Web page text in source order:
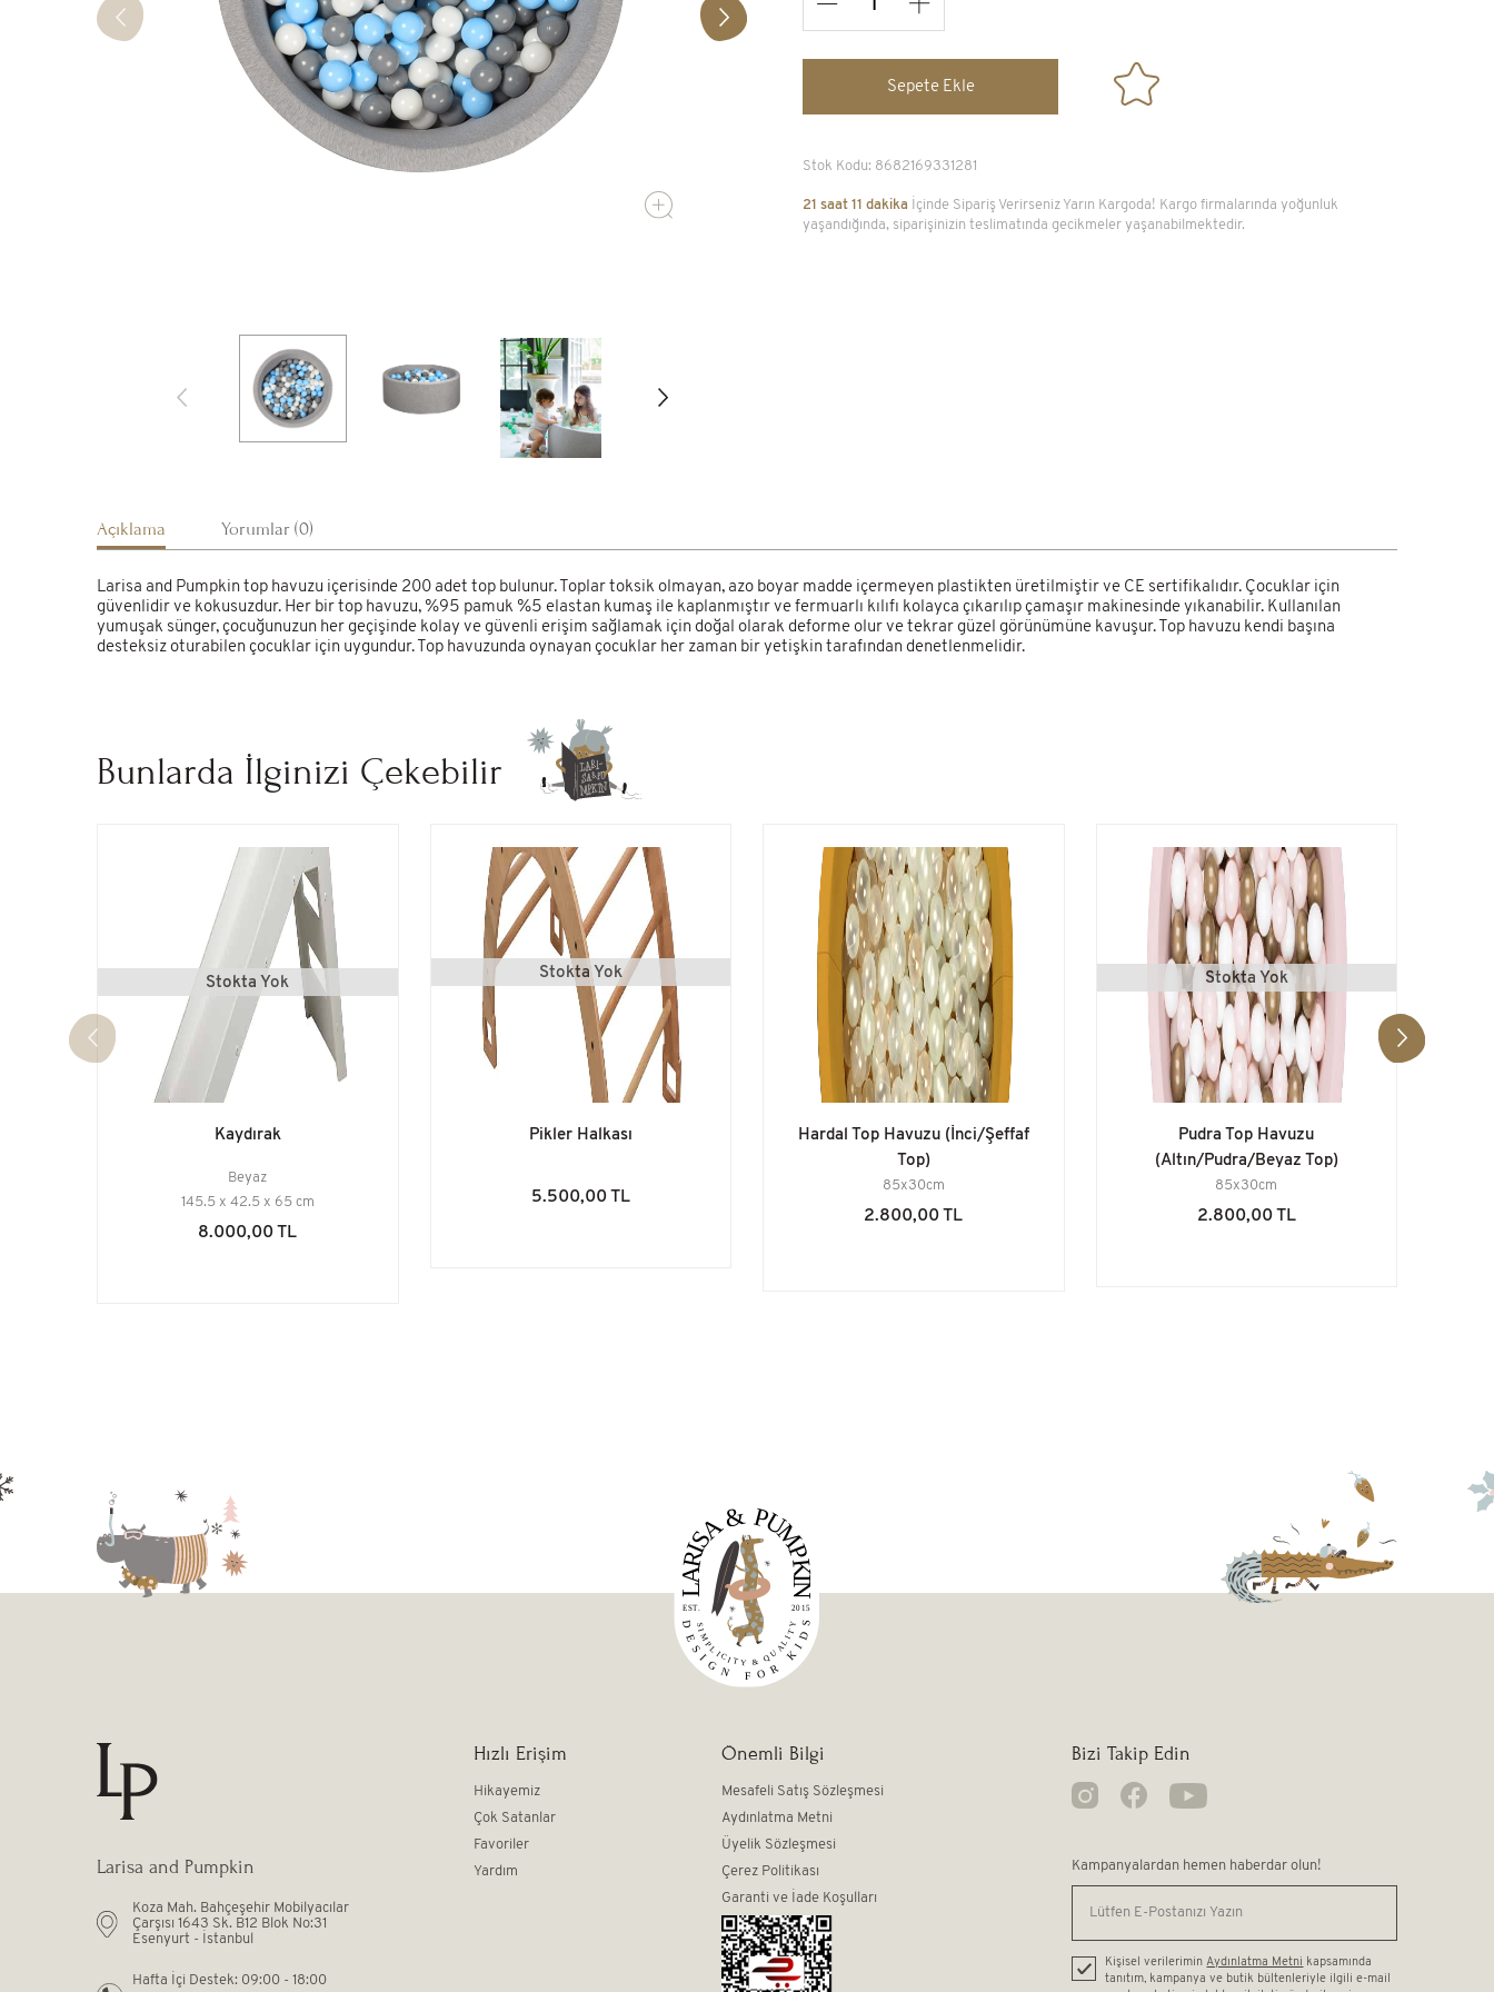
90x40cm
10.500,00 TL
Sepete Ekle
Stok Kodu: 8682169331281
21 saat 11 dakika İçinde Sipariş Verirseniz Yarın Kargoda! Kargo firmalarında yoğunluk
yaşandığında, siparişinizin teslimatında gecikmeler yaşanabilmektedir.
Açıklama Yorumlar (0)
Larisa and Pumpkin top havuzu içerisinde 200 adet top bulunur. Toplar toksik olmayan, azo boyar madde içermeyen plastikten üretilmiştir ve CE sertifikalıdır. Çocuklar için
güvenlidir ve kokusuzdur. Her bir top havuzu, %95 pamuk %5 elastan kumaş ile kaplanmıştır ve fermuarlı kılıfı kolayca çıkarılıp çamaşır makinesinde yıkanabilir. Kullanılan
yumuşak sünger, çocuğunuzun her geçişinde kolay ve güvenli erişim sağlamak için doğal olarak deforme olur ve tekrar güzel görünümüne kavuşur. Top havuzu kendi başına
desteksiz oturabilen çocuklar için uygundur. Top havuzunda oynayan çocuklar her zaman bir yetişkin tarafından denetlenmelidir.
Bunlarda İlginizi Çekebilir
Stokta Yok
Kaydırak
Beyaz
145.5 x 42.5 x 65 cm
8.000,00 TL
Stokta Yok
Pikler Halkası
5.500,00 TL
Hardal Top Havuzu (İnci/Şeffaf
Top)
85x30cm
2.800,00 TL
Stokta Yok
Pudra Top Havuzu
(Altın/Pudra/Beyaz Top)
85x30cm
2.800,00 TL
Larisa and Pumpkin
Koza Mah. Bahçeşehir Mobilyacılar
Çarşısı 1643 Sk. B12 Blok No:31
Esenyurt - İstanbul
Hafta İçi Destek: 09:00 - 18:00
Hızlı Erişim
Hikayemiz
Çok Satanlar
Favoriler
Yardım
Önemli Bilgi
Mesafeli Satış Sözleşmesi
Aydınlatma Metni
Üyelik Sözleşmesi
Çerez Politikası
Garanti ve İade Koşulları
Bizi Takip Edin
Kampanyalardan hemen haberdar olun!
Kişisel verileriminAydınlatma Metni kapsamında
tanıtım, kampanya ve butik bültenleriyle ilgili e-mail